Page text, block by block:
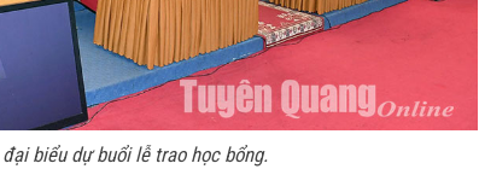
biểu dự buổi lễ trao học bổng.